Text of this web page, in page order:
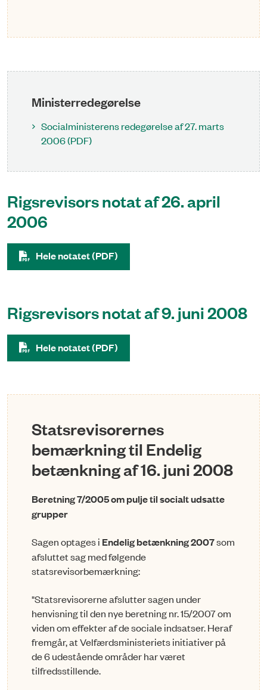
Ministerredegørelse
Socialministerens redegørelse af 27. marts
2006 (PDF)
Rigsrevisors notat af 26. april
2006
Hele notatet (PDF)
Rigsrevisors notat af 9. juni 2008
Hele notatet (PDF)
Statsrevisorernes
bemærkning til Endelig
betænkning af 16. juni 2008
Beretning 7/2005 om pulje til socialt udsatte
grupper
Sagen optages i Endelig betænkning 2007som
afsluttet sag med følgende
statsrevisorbemærkning:
"Statsrevisorerne afslutter sagen under
henvisning til den nye beretning nr. 15/2007 om
viden om effekter af de sociale indsatser. Heraf
fremgår, at Velfærdsministeriets initiativer på
de 6 udestående områder har været
tilfredsstillende.